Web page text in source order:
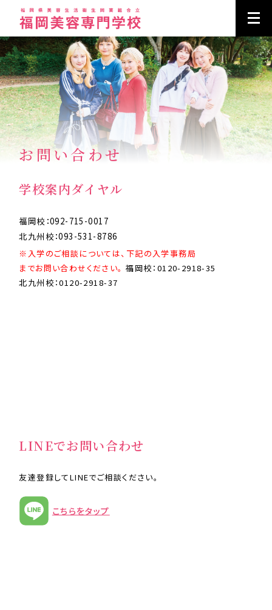
お問い合わせ
学校案内ダイヤル
福岡校：092-715-0017
北九州校：093-531-8786
※入学のご相談については、下記の入学事務局
までお問い合わせください。 福岡校：0120-2918-35
北九州校：0120-2918-37
LINEでお問い合わせ
友達登録してLINEでご相談ください。